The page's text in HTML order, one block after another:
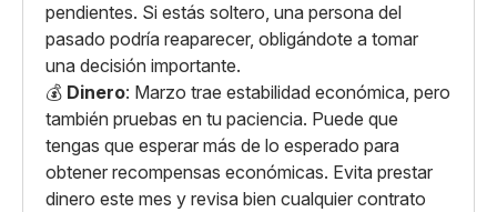
pendientes. Si estás soltero, una persona del
pasado podría reaparecer, obligándote a tomar
una decisión importante.
💰 Dinero: Marzo trae estabilidad económica, pero
también pruebas en tu paciencia. Puede que
tengas que esperar más de lo esperado para
obtener recompensas económicas. Evita prestar
dinero este mes y revisa bien cualquier contrato